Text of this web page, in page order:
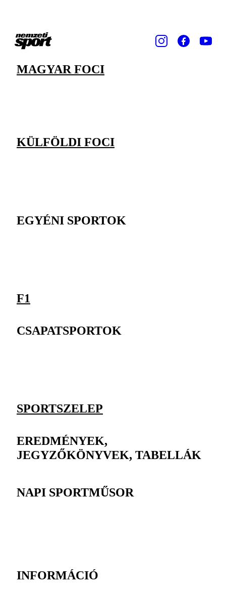
MAGYAR FOCI
KÜLFÖLDI FOCI
EGYÉNI SPORTOK
F1
CSAPATSPORTOK
SPORTSZELEP
EREDMÉNYEK,
JEGYZŐKÖNYVEK, TABELLÁK
NAPI SPORTMŰSOR
INFORMÁCIÓ